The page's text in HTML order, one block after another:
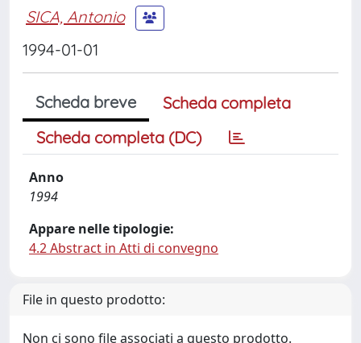
SICA, Antonio
1994-01-01
Scheda breve
Scheda completa
Scheda completa (DC)
Anno
1994
Appare nelle tipologie:
4.2 Abstract in Atti di convegno
File in questo prodotto:
Non ci sono file associati a questo prodotto.